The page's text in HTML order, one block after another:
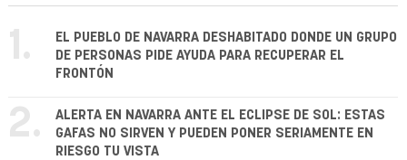
1.
EL PUEBLO DE NAVARRA DESHABITADO DONDE UN GRUPO
DE PERSONAS PIDE AYUDA PARA RECUPERAR EL
FRONTÓN
2.
ALERTA EN NAVARRA ANTE EL ECLIPSE DE SOL: ESTAS
GAFAS NO SIRVEN Y PUEDEN PONER SERIAMENTE EN
RIESGO TU VISTA